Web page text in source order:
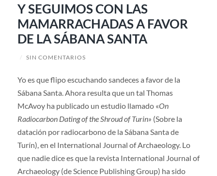
Y SEGUIMOS CON LAS
MAMARRACHADAS A FAVOR
DE LA SÁBANA SANTA
/ SIN COMENTARIOS
Yo es que flipo escuchando sandeces a favor de la
Sábana Santa. Ahora resulta que un tal Thomas
McAvoy ha publicado un estudio llamado «On
Radiocarbon Dating of the Shroud of Turin» (Sobre la
datación por radiocarbono de la Sábana Santa de
Turín), en el International Journal of Archaeology. Lo
que nadie dice es que la revista International Journal of
Archaeology (de Science Publishing Group) ha sido